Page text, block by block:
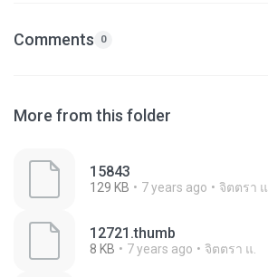
Comments 0
More from this folder
15843
129 KB 7 years ago จิตตรา แ.
12721.thumb
8 KB 7 years ago จิตตรา แ.